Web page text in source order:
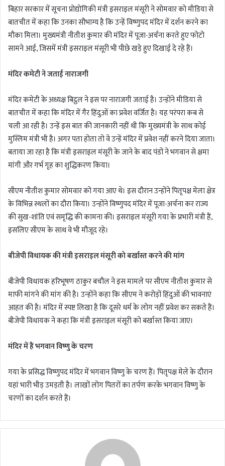
बिहार सरकार में सूचना प्रोद्योगिकी मंत्री इसराइल मंसूरी ने सोमवार को मीडिया से
बातचीत में कहा कि उनका सौभाग्य है कि उन्हें विष्णुपद मंदिर में दर्शन करने का
मौका मिला। मुख्यमंत्री नीतीश कुमार की मंदिर में पूजा-अर्चना करते हुए फोटो
सामने आई, जिसमें मंत्री इसराइल मंसूरी भी पीछे खड़े हुए दिखाई दे रहे हैं।
मंदिर कमेटी ने जताई नाराजगी
मंदिर कमेटी के अध्यक्ष बिट्ठल ने इस पर नाराजगी जताई है। उन्होंने मीडिया से
बातचीत में कहा कि मंदिर में गैर हिंदुओं का प्रवेश वर्जित है। यह परंपरा कब से
चली आ रही है। उन्हें इस बात की जानकारी नहीं थी कि मुख्यमंत्री के साथ कोई
मुस्लिम मंत्री भी है। अगर पता होता तो वे उन्हें मंदिर में प्रवेश नहीं करने दिया जाता।
बताया जा रहा है कि मंत्री इसराइल मंसूरी के जाने के बाद पंडों ने भगवान से क्षमा
मांगी और गर्भ गृह का शुद्धिकरण किया।
सीएम नीतीश कुमार सोमवार को गया आए थे। इस दौरान उन्होंने पितृपक्ष मेला क्षेत्र
के विभिन्न स्थलों का दौरा किया। उन्होंने विष्णुपद मंदिर में पूजा-अर्चना कर राज्य
की सुख-शांति एवं समृद्धि की कामना की। इसराइल मंसूरी गया के प्रभारी मंत्री हैं,
इसलिए सीएम के साथ वे भी मौजूद रहे।
बीजेपी विधायक की मंत्री इसराइल मंसूरी को बर्खास्त करने की मांग
बीजेपी विधायक हरिभूषण ठाकुर बचौल ने इस मामले पर सीएम नीतीश कुमार से
माफी मांगने की मांग की है। उन्होंने कहा कि सीएम ने करोड़ों हिंदुओं की भावनाएं
आहत की है। मंदिर में स्पष्ट लिखा है कि दूसरे धर्म के लोग नहीं प्रवेश कर सकते हैं।
बीजेपी विधायक ने कहा कि मंत्री इसराइल मंसूरी को बर्खास्त किया जाए।
मंदिर में हैं भगवान विष्णु के चरण
गया के प्रसिद्ध विष्णुपद मंदिर में भगवान विष्णु के चरण हैं। पितृपक्ष मेले के दौरान
यहां भारी भीड़ उमड़ती है। लाखों लोग पितरों का तर्पण करके भगवान विष्णु के
चरणों का दर्शन करते हैं।